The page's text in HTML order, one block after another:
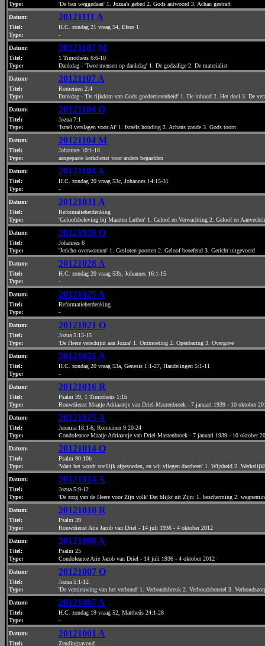
Type:
'De ban weggedaan' 1. Jozua's gebed 2. Gods antwoord 3. Achan gestraft
Datum: 20121111 A
Titel:
H.C. zondag 21 vraag 54, Efeze 1
Type:
-
Datum: 20121107 M
Titel:
1 Timotheüs 6:6-10
Type:
Dankdag - 'Twee mensen op dankdag' 1. De godzalige 2. De materialist
Datum: 20121107 A
Titel:
Romeinen 2:4
Type:
Dankdag - 'De rijkdom van Gods goedertierenheid' 1. De inhoud 2. Het doel 3. De
Datum: 20121104 O
Titel:
Jozua 7:1
Type:
'Israël verslagen voor Ai' 1. Israëls houding 2. Achans zonde 3. Gods toorn
Datum: 20121104 M
Titel:
Johannes 10:1-18
Type:
aangepaste kerkdienst voor anders begaafden
Datum: 20121104 A
Titel:
H.C. zondag 20 vraag 53c, Johannes 14:15-31
Type:
-
Datum: 20121031 A
Titel:
Reformatieherdenking
Type:
'Geloofsbeleving bij Maarten Luther' 1. Geloof en Verwachting 2. Geloof en
Datum: 20121028 O
Titel:
Johannes 6
Type:
'Jericho overwonnen' 1. Gesloten poorten 2. Geloof beoefend 3. Gericht uitgevoerd
Datum: 20121028 A
Titel:
H.C. zondag 20 vraag 53b, Johannes 16:1-15
Type:
-
Datum: 20121025 A
Titel:
Reformatieherdenking
Type:
-
Datum: 20121021 O
Titel:
Jozua 5:13-15
Type:
'De Heere verschijnt aan Jozua' 1. Ontmoeting 2. Openbaring 3. Overgave
Datum: 20121021 A
Titel:
H.C. zondag 20 vraag 53a, Genesis 1:1-27, Handelingen 5:1-11
Type:
-
Datum: 20121016 R
Titel:
Psalm 39, 1 Timotheüs 1:1b
Type:
Rouwdienst Maatje Adriaantje van Driel-Mastenbroek - 7 januari 1939 - 10 oktober
Datum: 20121015 A
Titel:
Jeremia 18:1-6, Romeinen 9:20-24
Type:
Condoleance Maatje Adriaantje van Driel-Mastenbroek - 7 januari 1939 - 10 oktober
Datum: 20121014 O
Titel:
Psalm 90:10b
Type:
'Want het wordt snellijk afgesneden, en wij vliegen daarheen' 1. Wijsheid 2.
Datum: 20121014 A
Titel:
Jozua 5:9-12
Type:
'De zorg van de Heere voor Zijn volk' Dat blijkt uit Zijn: 1. bescherming 2.
Datum: 20121010 R
Titel:
Psalm 39
Type:
Rouwdienst Arie Jacob van Driel - 14 juli 1936 - 4 oktober 2012
Datum: 20121009 A
Titel:
Psalm 25
Type:
Condoleance Arie Jacob van Driel - 14 juli 1936 - 4 oktober 2012
Datum: 20121007 O
Titel:
Jozua 5:1-12
Type:
'De vernieuwing van het verbond' 1. Verbondsbreuk 2. Verbondsherstel 3.
Datum: 20121007 A
Titel:
H.C. zondag 19 vraag 52, Mattheüs 24:1-28
Type:
-
Datum: 20121001 A
Titel: Zendingsavond